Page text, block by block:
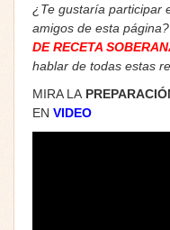
¿Te gustaría participar
amigos de esta
DE RECETA
hablar de todas estas
MIRA LA
EN VIDEO